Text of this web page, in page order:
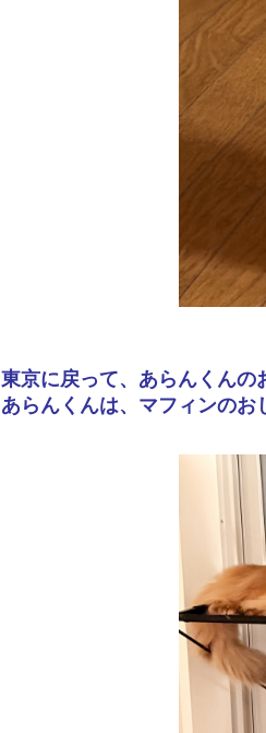
東京に戻って、あらんくんの
あらんくんは、マフィンの